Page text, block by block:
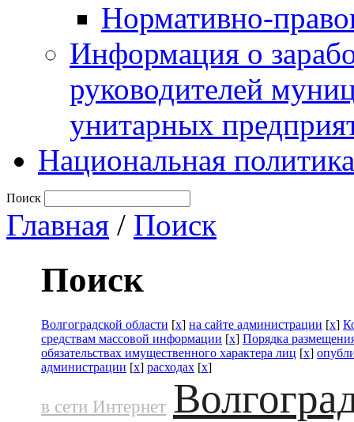
Нормативно-
Информация о
руководителей
унитарных
Национальная политика
Поиск
Главная / Поиск
Поиск
Волгоградской области [x] на сайте администрации [x]
средствам массовой информации [x] Порядка
обязательствах имущественного характера лиц [x]
администрации [x] расходах [x]
в сети Интернет